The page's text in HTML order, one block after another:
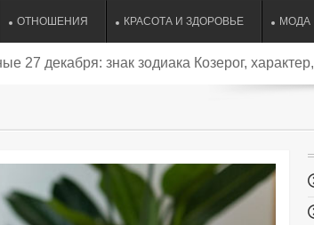
ОТНОШЕНИЯ КРАСОТА И ЗДОРОВЬЕ МОДА
27 декабря: знак зодиака Козерог, характер,